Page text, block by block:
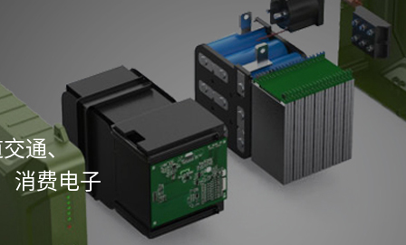
通、
消费电子